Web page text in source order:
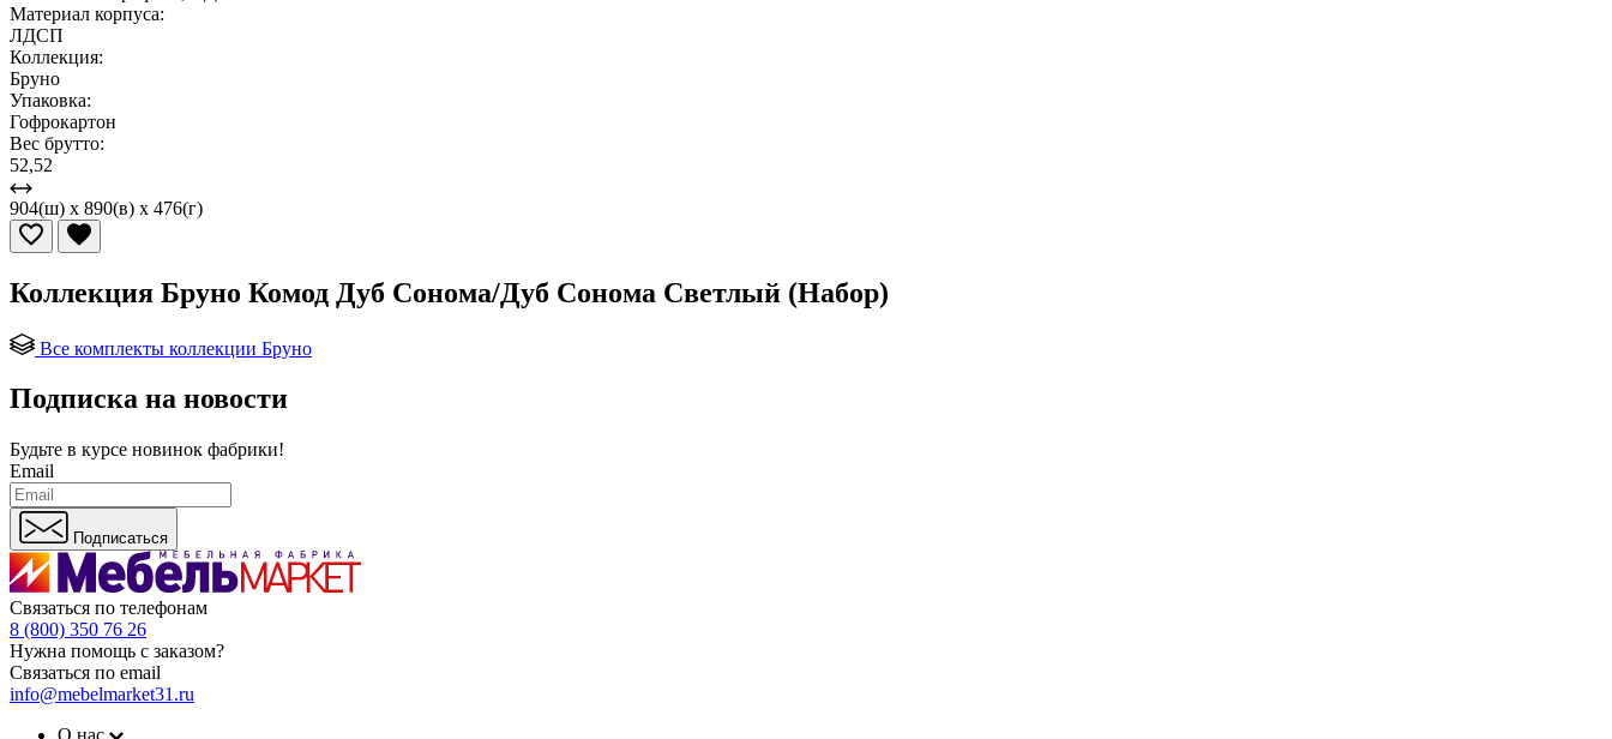
Материал корпуса:
ЛДСП
Коллекция:
Бруно
Упаковка:
Гофрокартон
Вес брутто:
52,52
904(ш) x 890(в) x 476(г)
Коллекция Бруно Комод Дуб Сонома/Дуб Сонома Светлый (Набор)
Все комплекты коллекции Бруно
Подписка на новости
Будьте в курсе новинок фабрики!
Email
Подписаться
Связаться по телефонам
8 (800) 350 76 26
Нужна помощь с заказом?
Связаться по email
info@mebelmarket31.ru